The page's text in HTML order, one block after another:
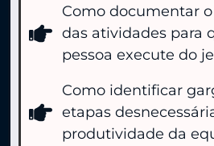
Como documentar
das atividades para
pessoa execute do
Como identificar
etapas
produtividade da